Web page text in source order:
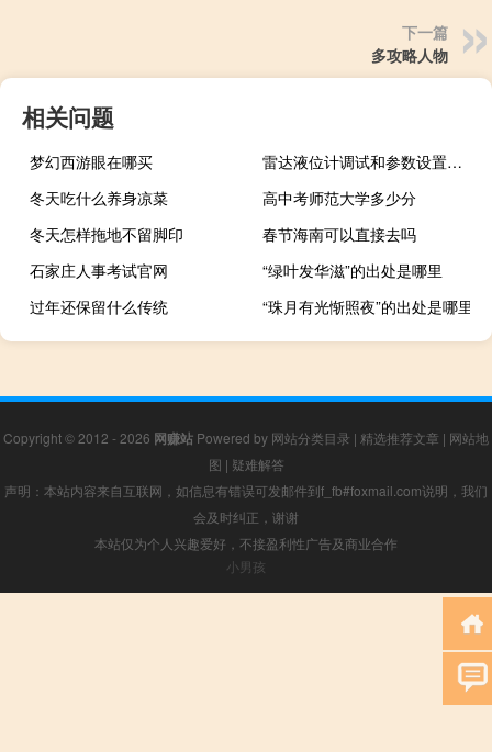
下一篇
多攻略人物
相关问题
梦幻西游眼在哪买
雷达液位计调试和参数设置方法
冬天吃什么养身凉菜
高中考师范大学多少分
冬天怎样拖地不留脚印
春节海南可以直接去吗
石家庄人事考试官网
“绿叶发华滋”的出处是哪里
过年还保留什么传统
“珠月有光惭照夜”的出处是哪里
Copyright © 2012 - 2026 网赚站 Powered by 网站分类目录 | 精选推荐文章 | 网站地
图 | 疑难解答
声明：本站内容来自互联网，如信息有错误可发邮件到f_fb#foxmail.com说明，我们
会及时纠正，谢谢
本站仅为个人兴趣爱好，不接盈利性广告及商业合作
小男孩